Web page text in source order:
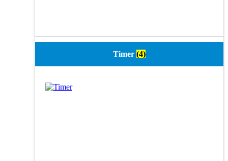
Timer (4)